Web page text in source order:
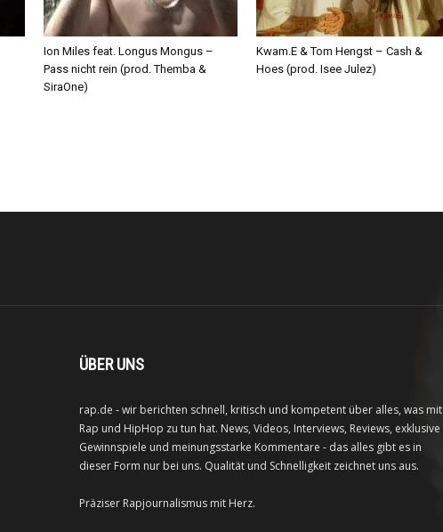
Ion Miles feat. Longus Mongus –
Pass nicht rein (prod. Themba &
SiraOne)
Kwam.E & Tom Hengst – Cash &
Hoes (prod. Isee Julez)
ÜBER UNS
rap.de - wir berichten schnell, kritisch und kompetent über alles, was mit
Rap und HipHop zu tun hat. News, Videos, Interviews, Reviews, exklusive
Gewinnspiele und meinungsstarke Kommentare - das alles gibt es in
dieser Form nur bei uns. Qualität und Schnelligkeit zeichnet uns aus.
Präziser Rapjournalismus mit Herz.